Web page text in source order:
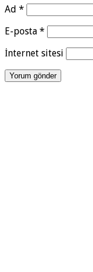
Ad *
E-posta *
İnternet sitesi